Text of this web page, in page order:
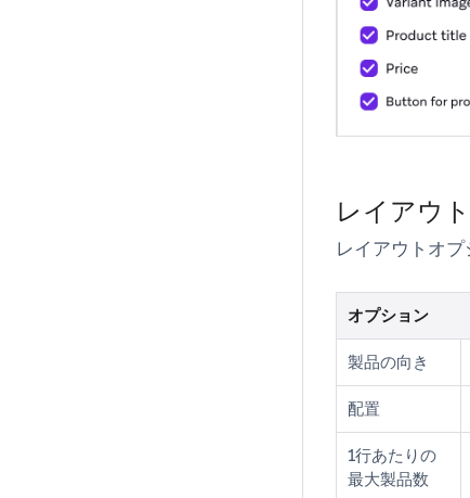
レイアウ
レイアウトオ
オプション
製品の向き
配置
1行あたりの
最大製品数